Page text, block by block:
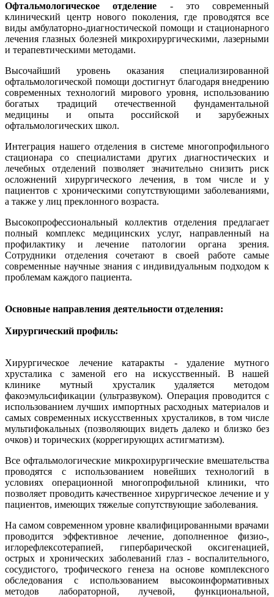
Офтальмологическое отделение - это современный
клинический центр нового поколения, где проводятся все
виды амбулаторно-диагностической помощи и стационарного
лечения глазных болезней микрохирургическими, лазерными
и терапевтическими методами.
Высочайший уровень оказания специализированной
офтальмологической помощи достигнут благодаря внедрению
современных технологий мирового уровня, использованию
богатых традиций отечественной фундаментальной
медицины и опыта российской и зарубежных
офтальмологических школ.
Интеграция нашего отделения в системе многопрофильного
стационара со специалистами других диагностических и
лечебных отделений позволяет значительно снизить риск
осложнений хирургического лечения, в том числе и у
пациентов с хроническими сопутствующими заболеваниями,
а также у лиц преклонного возраста.
Высокопрофессиональный коллектив отделения предлагает
полный комплекс медицинских услуг, направленный на
профилактику и лечение патологии органа зрения.
Сотрудники отделения сочетают в своей работе самые
современные научные знания с индивидуальным подходом к
проблемам каждого пациента.
Основные направления деятельности отделения:
Хирургический профиль:
Хирургическое лечение катаракты - удаление мутного
хрусталика с заменой его на искусственный. В нашей
клинике мутный хрусталик удаляется методом
факоэмульсификации (ультразвуком). Операция проводится с
использованием лучших импортных расходных материалов и
самых современных искусственных хрусталиков, в том числе
мультифокальных (позволяющих видеть далеко и близко без
очков) и торических (коррегирующих астигматизм).
Все офтальмологические микрохирургические вмешательства
проводятся с использованием новейших технологий в
условиях операционной многопрофильной клиники, что
позволяет проводить качественное хирургическое лечение и у
пациентов, имеющих тяжелые сопутствующие заболевания.
На самом современном уровне квалифицированными врачами
проводится эффективное лечение, дополненное физио-,
иглорефлексотерапией, гипербарической оксигенацией,
острых и хронических заболеваний глаз - воспалительного,
сосудистого, трофического генеза на основе комплексного
обследования с использованием высокоинформативных
методов лабораторной, лучевой, функциональной,